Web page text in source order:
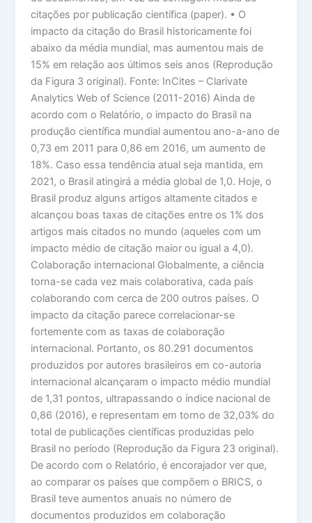
citações por publicação científica (paper). • O
impacto da citação do Brasil historicamente foi
abaixo da média mundial, mas aumentou mais de
15% em relação aos últimos seis anos (Reprodução
da Figura 3 original). Fonte: InCites – Clarivate
Analytics Web of Science (2011-2016) Ainda de
acordo com o Relatório, o impacto do Brasil na
produção científica mundial aumentou ano-a-ano de
0,73 em 2011 para 0,86 em 2016, um aumento de
18%. Caso essa tendência atual seja mantida, em
2021, o Brasil atingirá a média global de 1,0. Hoje, o
Brasil produz alguns artigos altamente citados e
alcançou boas taxas de citações entre os 1% dos
artigos mais citados no mundo (aqueles com um
impacto médio de citação maior ou igual a 4,0).
Colaboração internacional Globalmente, a ciência
torna-se cada vez mais colaborativa, cada país
colaborando com cerca de 200 outros países. O
impacto da citação parece correlacionar-se
fortemente com as taxas de colaboração
internacional. Portanto, os 80.291 documentos
produzidos por autores brasileiros em co-autoria
internacional alcançaram o impacto médio mundial
de 1,31 pontos, ultrapassando o índice nacional de
0,86 (2016), e representam em torno de 32,03% do
total de publicações científicas produzidas pelo
Brasil no período (Reprodução da Figura 23 original).
De acordo com o Relatório, é encorajador ver que,
ao comparar os países que compõem o BRICS, o
Brasil teve aumentos anuais no número de
documentos produzidos em colaboração